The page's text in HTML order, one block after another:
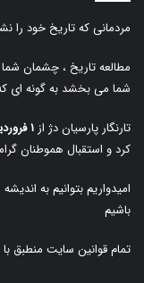
مردمانی که تاریخ خود را
مطالعه تاریخ ، چشمان شما
شما می بخشد به گونه ای
تارنگار پارسیان دژ از ۱ فروردین ۱۳۹۱
کرد و استقبال هموطنان
امیدواریم بتوانیم به
باشیم
تمام قوانین سایت منطبق